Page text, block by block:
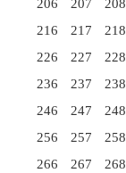
206 207 208
216
217 218
226
227 228
236
237 238
246
247 248
256
257 258
266
267 268